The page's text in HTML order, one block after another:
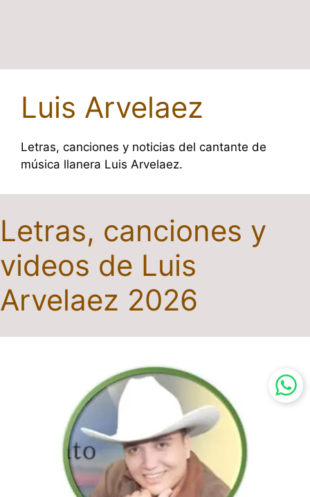
Luis Arvelaez
Letras, canciones y noticias del cantante de
música llanera Luis Arvelaez.
Letras, canciones y
videos de Luis
Arvelaez 2026